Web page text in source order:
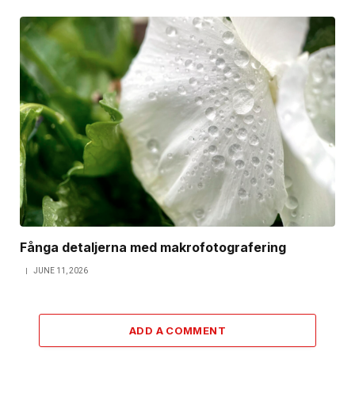
Fånga detaljerna med makrofotografering
JUNE 11, 2026
ADD A COMMENT